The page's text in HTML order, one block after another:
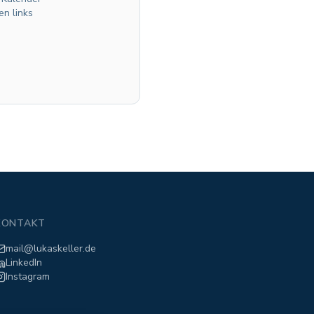
links
mail@lukaskeller.de
LinkedIn
Instagram